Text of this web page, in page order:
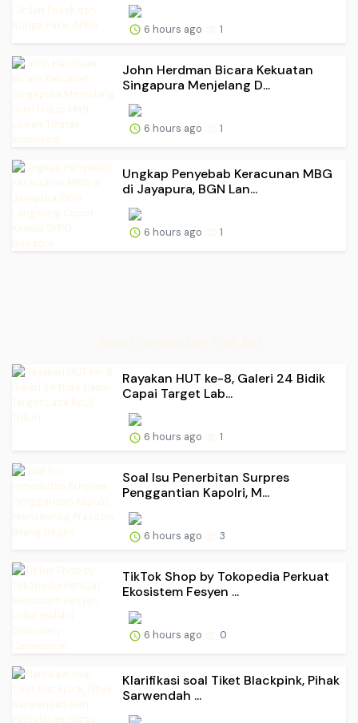
6 hours ago 1
John Herdman Bicara Kekuatan
Singapura Menjelang D...
6 hours ago 1
Ungkap Penyebab Keracunan MBG
di Jayapura, BGN Lan...
6 hours ago 1
Rayakan HUT ke-8, Galeri 24 Bidik
Capai Target Lab...
6 hours ago 1
Soal Isu Penerbitan Surpres
Penggantian Kapolri, M...
6 hours ago 3
TikTok Shop by Tokopedia Perkuat
Ekosistem Fesyen ...
6 hours ago 0
Klarifikasi soal Tiket Blackpink, Pihak
Sarwendah ...